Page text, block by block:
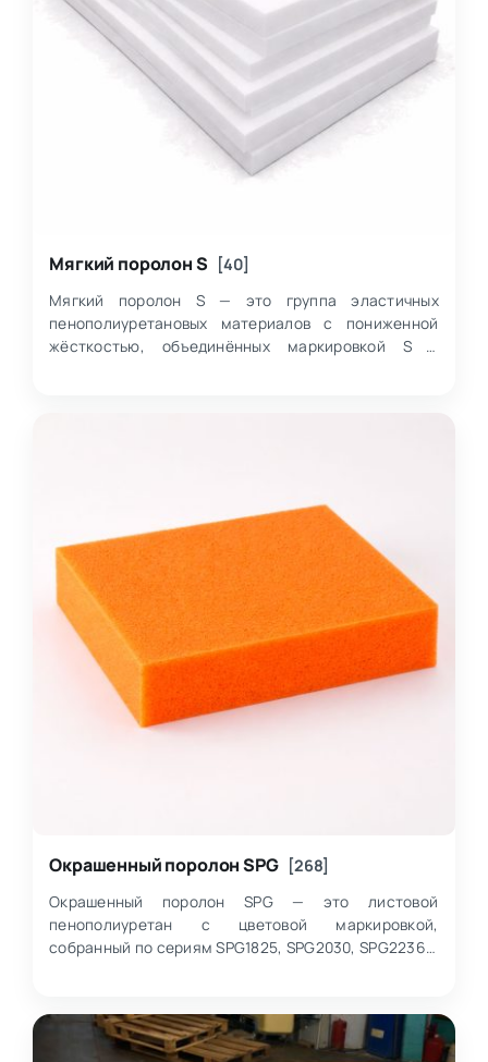
Мягкий поролон S
[40]
Мягкий поролон S — это группа эластичных
пенополиуретановых материалов с пониженной
жёсткостью, объединённых маркировкой S и
Окрашенный поролон SPG [268]
Окрашенный поролон SPG — это листовой
пенополиуретан с цветовой маркировкой,
собранный по сериям SPG1825, SPG2030, SPG2236 и